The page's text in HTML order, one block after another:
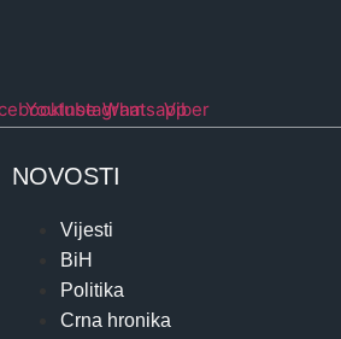
YoutubeInstagramWhatsappViber
NOVOSTI
Vijesti
BiH
Politika
Crna hronika